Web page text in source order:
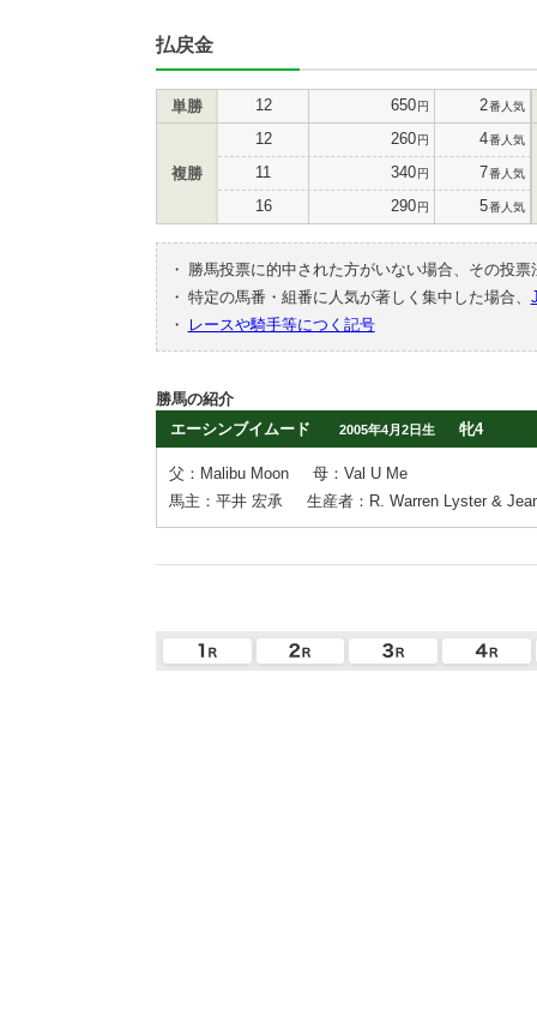
払戻金
単勝 12 650円 2番人気
複勝
12 260円 4番人気
11 340円 7番人気
16 290円 5番人気
・
勝馬投票に的中された方がいない場合、その投
・ 特定の馬番・組番に人気が著しく集中した場合、
・
レースや騎手等につく記号
勝馬の紹介
エーシンブイムード
2005年4月2日生 牝4
父：Malibu Moon
母：Val U Me
馬主：平井 宏承
生産者：R. Warren Lyster &